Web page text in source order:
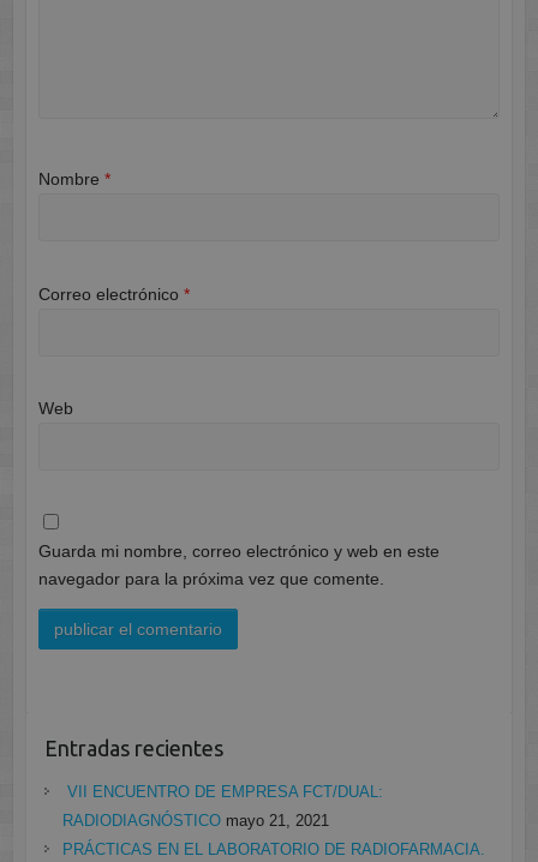
Nombre *
Correo electrónico *
Web
Guarda mi nombre, correo electrónico y web en este
navegador para la próxima vez que comente.
Entradas recientes
VII ENCUENTRO DE EMPRESA FCT/DUAL:
RADIODIAGNÓSTICO mayo 21, 2021
PRÁCTICAS EN EL LABORATORIO DE RADIOFARMACIA.